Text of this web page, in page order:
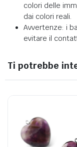
colori delle
dai colori reali.
Avvertenze: i
evitare il
Ti potrebbe